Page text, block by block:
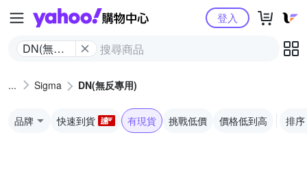
Yahoo購物中心
DN(無反
登入
Sigma DN(無反專用)
品牌 快速到貨 有現貨 挑戰低價 價格低到高 排序